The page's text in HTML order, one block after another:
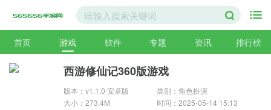
首页 游戏 软件 专题 资讯 排行榜
西游修仙记360版游戏
版本：v1.1.0 安卓版
类别：角色扮演
大小：273.4M
时间：2025-05-14 15:13